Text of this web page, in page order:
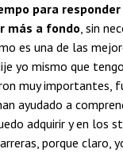
para
más a fondo, sin
es una de las
yo mismo que
muy importantes,
ayudado a
adquirir y en los
porque claro,